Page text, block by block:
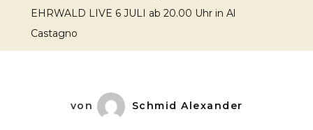
EHRWALD LIVE 6 JULI ab 20.00 Uhr in Al
Castagno
von Schmid Alexander